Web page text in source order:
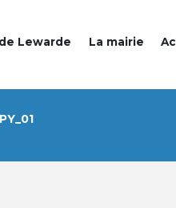
Lewarde La mairie